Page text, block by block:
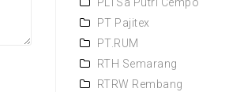
PT Pajitex
PT.RUM
RTH Semarang
RTRW Rembang